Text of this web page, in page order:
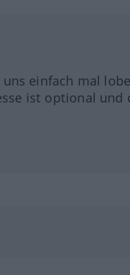
einfach mal
ist optional und